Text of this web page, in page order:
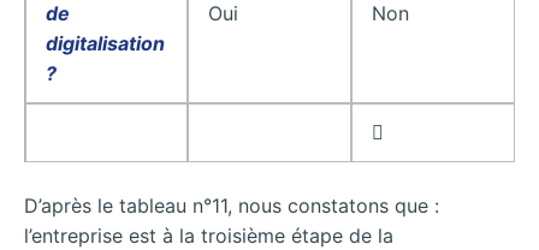
de
digitalisation
?
Oui Non

D’après le tableau n°11, nous constatons que :
l’entreprise est à la troisième étape de la